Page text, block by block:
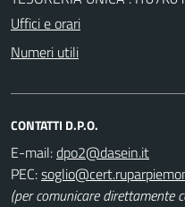
Uffici e orari
Numeri utili
CONTATTI D.P.O.
E-mail:
PEC:
(per comunicare direttamente